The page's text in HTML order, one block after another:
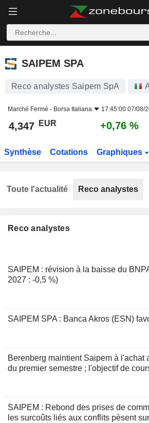
SAIPEM SPA
SAIPEM SPA
Reco analystes Saipem SpA
Marché Fermé - Borsa Italiana 17:45:00 07/08/
4,347 EUR +0,76 %
Synthèse Cotations Graphiques
Reco analystes
SAIPEM : révision à la baisse du
2027 : -0,5 %)
SAIPEM SPA : Banca Akros (ESN)
Berenberg maintient Saipem à l'achat
du premier semestre ; l'objectif de
SAIPEM : Rebond des prises de
les surcoûts liés aux conflits pèsent
Toute l'actualité Reco analystes